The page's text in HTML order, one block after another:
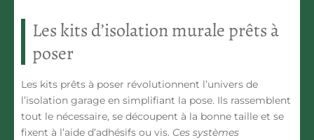
Les kits d’isolation murale prêts à
poser
Les kits prêts à poser révolutionnent l’univers de
l’isolation garage en simplifiant la pose. Ils rassemblent
tout le nécessaire, se découpent à la bonne taille et se
fixent à l’aide d’adhésifs ou vis. Ces systèmes